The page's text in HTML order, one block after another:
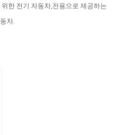
한 전기 자동차,전용으로 제공하는
차.